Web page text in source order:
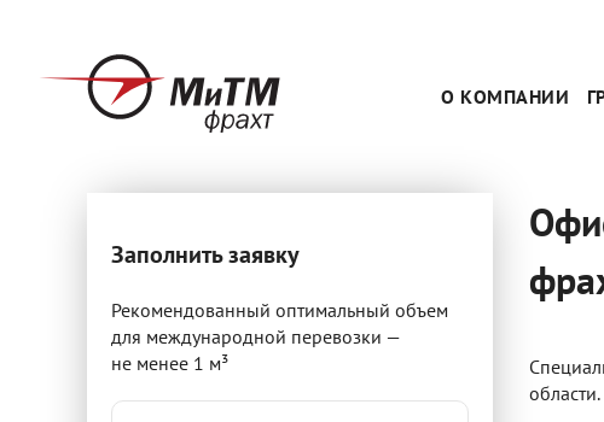
основному
содержанию
О КОМПАНИИ
Заполнить заявку
Рекомендованный оптимальный объем
для международной перевозки —
не менее 1 м³